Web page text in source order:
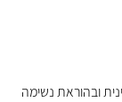
ובהוראת נשימה